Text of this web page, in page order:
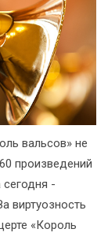
вальсов» не
произведений
-
виртуозность
«Король